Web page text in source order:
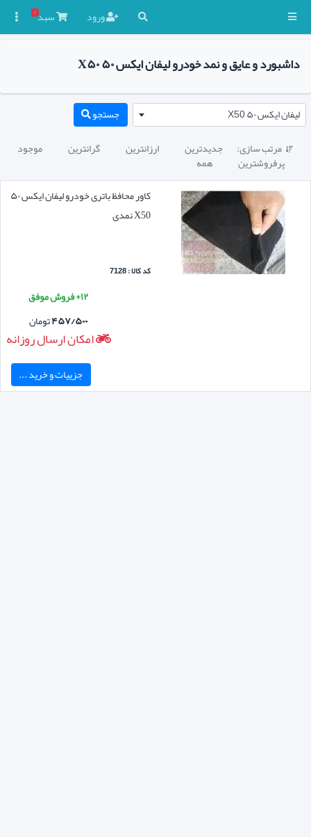
ورود سبد۰
داشبورد و عایق و نمد خودرو لیفان ایکس ۵۰ X۵۰
لیفان ایکس ۵۰ X50 جستجو
 مرتب سازی: جدیدترین ارزانترین گرانترین موجود
پرفروشترین
همه
کاور محافظ باتری خودرو لیفان ایکس ۵۰
X50 نمدی
کد کالا : 7128
۱۲+ فروش موفق
۴۵۷/۵۰۰تومان
امکان ارسال روزانه
جزییات و خرید ...